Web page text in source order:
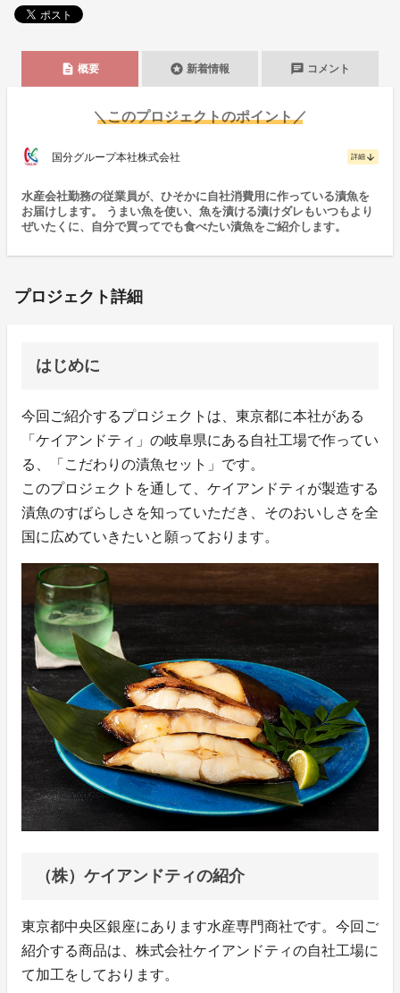
description 概要 stars 新着情報 chat コメント
＼このプロジェクトのポイント／
国分グループ本社株式会社 詳細 arrow_downward
水産会社勤務の従業員が、ひそかに自社消費用に作っている漬魚を
お届けします。 うまい魚を使い、魚を漬ける漬けダレもいつもより
ぜいたくに、自分で買ってでも食べたい漬魚をご紹介します。
プロジェクト詳細
はじめに
今回ご紹介するプロジェクトは、東京都に本社がある
「ケイアンドティ」の岐阜県にある自社工場で作ってい
る、「こだわりの漬魚セット」です。
このプロジェクトを通して、ケイアンドティが製造する
漬魚のすばらしさを知っていただき、そのおいしさを全
国に広めていきたいと願っております。
（株）ケイアンドティの紹介
東京都中央区銀座にあります水産専門商社です。今回ご
紹介する商品は、株式会社ケイアンドティの自社工場に
て加工をしております。